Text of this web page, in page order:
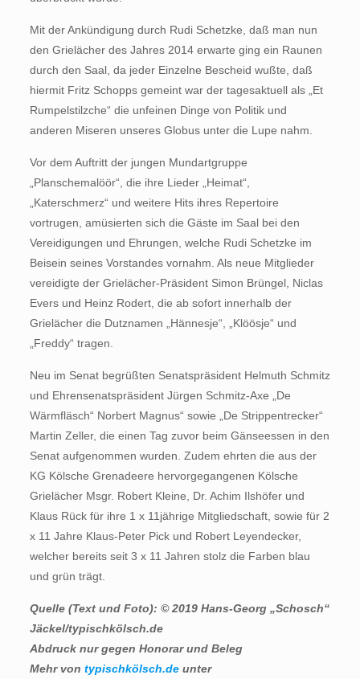
Mit der Ankündigung durch Rudi Schetzke, daß man nun
den Grielächer des Jahres 2014 erwarte ging ein Raunen
durch den Saal, da jeder Einzelne Bescheid wußte, daß
hiermit Fritz Schopps gemeint war der tagesaktuell als „Et
Rumpelstilzche“ die unfeinen Dinge von Politik und
anderen Miseren unseres Globus unter die Lupe nahm.
Vor dem Auftritt der jungen Mundartgruppe
„Planschemalöör“, die ihre Lieder „Heimat“,
„Katerschmerz“ und weitere Hits ihres Repertoire
vortrugen, amüsierten sich die Gäste im Saal bei den
Vereidigungen und Ehrungen, welche Rudi Schetzke im
Beisein seines Vorstandes vornahm. Als neue Mitglieder
vereidigte der Grielächer-Präsident Simon Brüngel, Niclas
Evers und Heinz Rodert, die ab sofort innerhalb der
Grielächer die Dutznamen „Hännesje“, „Klöösje“ und
„Freddy“ tragen.
Neu im Senat begrüßten Senatspräsident Helmuth Schmitz
und Ehrensenatspräsident Jürgen Schmitz-Axe „De
Wärmfläsch“ Norbert Magnus“ sowie „De Strippentrecker“
Martin Zeller, die einen Tag zuvor beim Gänseessen in den
Senat aufgenommen wurden. Zudem ehrten die aus der
KG Kölsche Grenadeere hervorgegangenen Kölsche
Grielächer Msgr. Robert Kleine, Dr. Achim Ilshöfer und
Klaus Rück für ihre 1 x 11jährige Mitgliedschaft, sowie für 2
x 11 Jahre Klaus-Peter Pick und Robert Leyendecker,
welcher bereits seit 3 x 11 Jahren stolz die Farben blau
und grün trägt.
Quelle (Text und Foto): © 2019 Hans-Georg „Schosch“
Jäckel/typischkölsch.de
Abdruck nur gegen Honorar und Beleg
Mehr von typischkölsch.deunter